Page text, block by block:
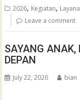
2026, Kegiatan,
Leave a comment
SAYANG
DEPAN
July 22, 2026 bian